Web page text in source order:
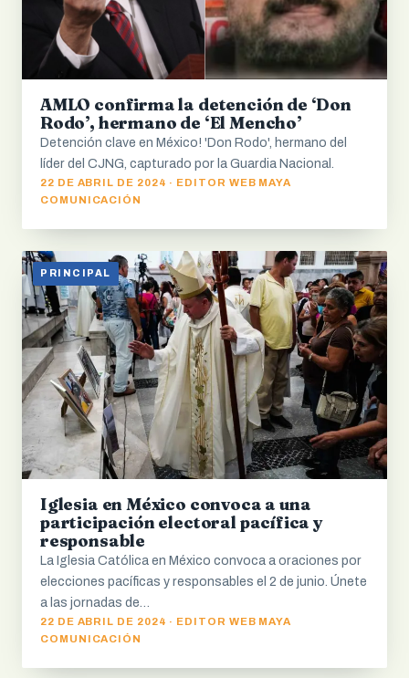
AMLO confirma la detención de ‘Don
Rodo’, hermano de ‘El Mencho’
Detención clave en México! 'Don Rodo', hermano del
líder del CJNG, capturado por la Guardia Nacional.
22 DE ABRIL DE 2024 · EDITOR WEB MAYA
COMUNICACIÓN
PRINCIPAL
Iglesia en México convoca a una
participación electoral pacífica y
responsable
La Iglesia Católica en México convoca a oraciones por
elecciones pacíficas y responsables el 2 de junio. Únete
a las jornadas de…
22 DE ABRIL DE 2024 · EDITOR WEB MAYA
COMUNICACIÓN